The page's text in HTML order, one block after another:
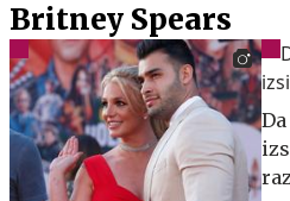
Britney Spears